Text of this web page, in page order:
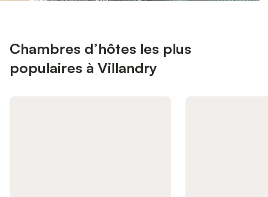
Chambres d’hôtes les plus
populaires à Villandry